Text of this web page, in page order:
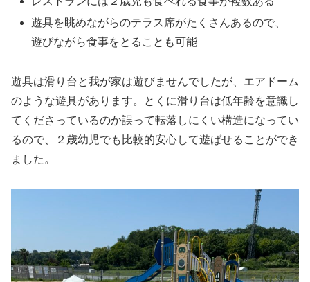
遊具を眺めながらのテラス席がたくさんあるので、
遊びながら食事をとることも可能
遊具は滑り台と我が家は遊びませんでしたが、エアドーム
のような遊具があります。とくに滑り台は低年齢を意識し
てくださっているのか誤って転落しにくい構造になってい
るので、２歳幼児でも比較的安心して遊ばせることができ
ました。